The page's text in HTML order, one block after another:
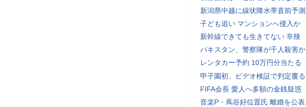
新潟県中越に線状降水帯直前予測
子ども追い マンションへ侵入か
新幹線できても生きてない 辛辣
パキスタン、警察隊が千人殺害か
レンタカー予約 10万円分当たる
甲子園初、ビデオ検証で判定覆る
FIFA会長 愛人へ多額の金銭疑惑
音楽P・蔦谷好位置氏 離婚を公表